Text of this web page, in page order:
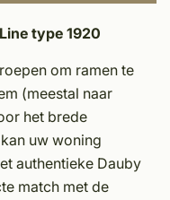
type 1920
om ramen te
(meestal naar
het brede
uw woning
authentieke Dauby
match met de